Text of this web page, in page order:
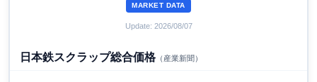
MARKET DATA
Update: 2026/08/07
日本鉄スクラップ総合価格（産業新聞）